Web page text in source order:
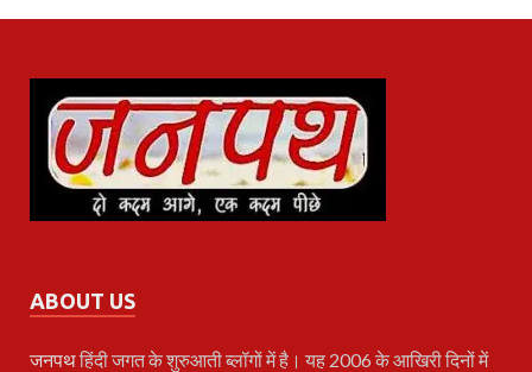
ABOUT US
जनपथहिंदी जगत के शुरुआती ब्लॉगों में है। यह 2006 के आखिरी दिनों में